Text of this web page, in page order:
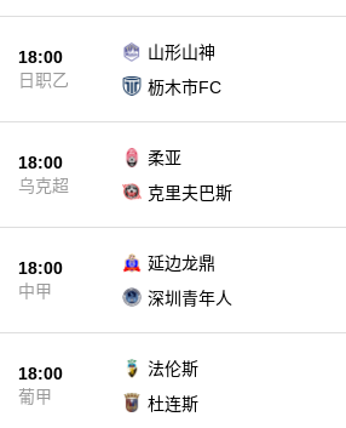
18:00
日职乙
山形山神
枥木市FC
18:00
乌克超
柔亚
克里夫巴斯
18:00
中甲
延边龙鼎
深圳青年人
18:00
葡甲
法伦斯
杜连斯